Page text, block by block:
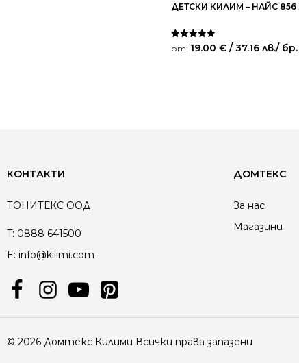
ДЕТСКИ КИЛИМ – НАЙС
Оценено на
5.00
от: 19.00 € / 37.16 лв./ бр.
КОНТАКТИ
ТОНИТЕКС ООД
T: 0888 641500
E: info@kilimi.com
ДОМТЕКС
За нас
Магазини
© 2026 Домтекс Килими Всички права запазени